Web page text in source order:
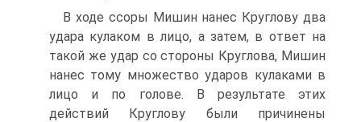
В ходе ссоры Мишин нанес Круглову два
удара кулаком в лицо, а затем, в ответ на
такой же удар со стороны Круглова, Мишин
нанес тому множество ударов кулаками в
лицо и по голове. В результате этих
действий Круглову были причинены